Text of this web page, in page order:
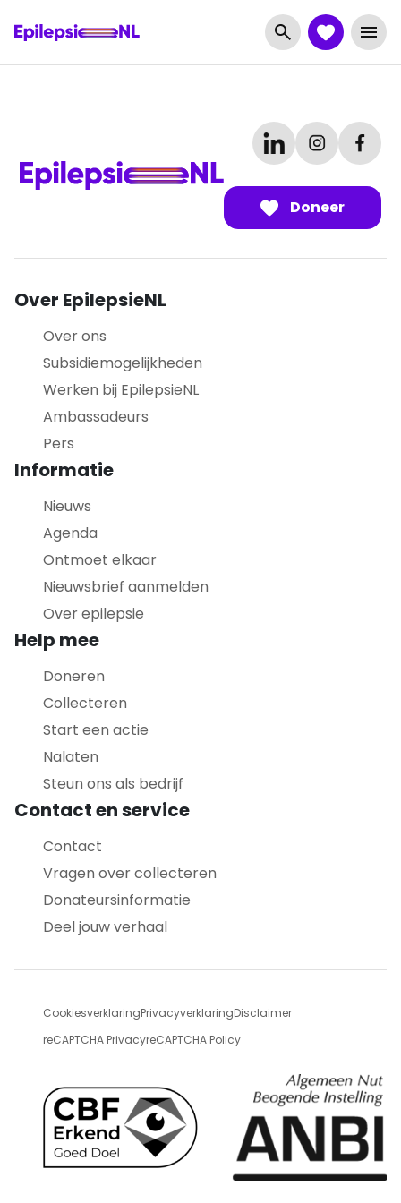
Doneer
Over EpilepsieNL
Over ons
Subsidiemogelijkheden
Werken bij EpilepsieNL
Ambassadeurs
Pers
Informatie
Nieuws
Agenda
Ontmoet elkaar
Nieuwsbrief aanmelden
Over epilepsie
Help mee
Doneren
Collecteren
Start een actie
Nalaten
Steun ons als bedrijf
Contact en service
Contact
Vragen over collecteren
Donateursinformatie
Deel jouw verhaal
CookiesverklaringPrivacyverklaringDisclaimer
reCAPTCHA PrivacyreCAPTCHA Policy